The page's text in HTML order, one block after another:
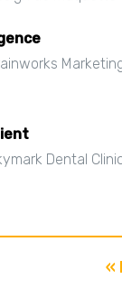
Dental
«